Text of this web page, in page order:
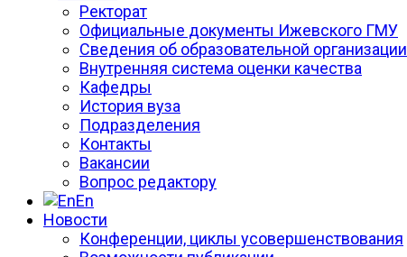
Ректорат
Официальные документы Ижевского ГМУ
Сведения об образовательной организации
Внутренняя система оценки качества
Кафедры
История вуза
Подразделения
Контакты
Вакансии
Вопрос редактору
En
Новости
Конференции, циклы усовершенствования